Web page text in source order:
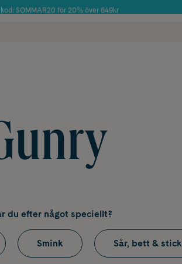
SOMMAR20 för 20% över 649kr
du efter något speciellt?
Smink Sår, bett & stick